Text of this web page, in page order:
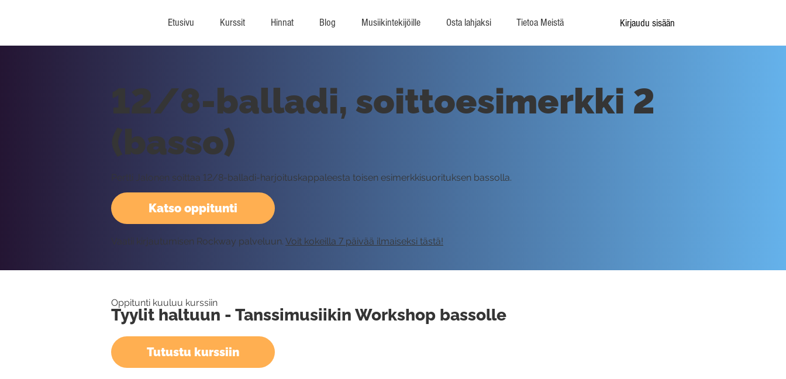
Etusivu Kurssit Hinnat Blog Musiikintekijöille Osta lahjaksi Tietoa Meistä Kirjaudu sisään
Katso oppitunti
12/8-balladi, soittoesimerkki 2
(basso)
Pertti Jalonen soittaa 12/8-balladi-harjoituskappaleesta toisen esimerkkisuorituksen bassolla.
Vaatii kirjautumisen Rockway palveluun. Voit kokeilla 7 päivää ilmaiseksi tästä!
Oppitunti kuuluu kurssiin
Tyylit haltuun - Tanssimusiikin Workshop bassolle
Tutustu kurssiin